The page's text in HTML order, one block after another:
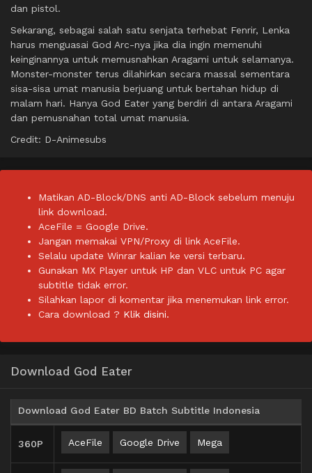
dan pistol.
Sekarang, sebagai salah satu senjata terhebat Fenrir, Lenka
harus menguasai God Arc-nya jika dia ingin memenuhi
keinginannya untuk memusnahkan Aragami untuk selamanya.
Monster-monster terus dilahirkan secara massal sementara
sisa-sisa umat manusia berjuang untuk bertahan hidup di
malam hari. Hanya God Eater yang berdiri di antara Aragami
dan pemusnahan total umat manusia.
Credit: D-Animesubs
Matikan AD-Block/DNS anti AD-Block sebelum menuju
link download.
AceFile = Google Drive.
Jangan memakai VPN/Proxy di link AceFile.
Selalu update Winrar kalian ke versi terbaru.
Gunakan MX Player untuk HP dan VLC untuk PC agar
subtitle tidak error.
Silahkan lapor di komentar jika menemukan link error.
Cara download ? Klik disini.
Download God Eater
Download God Eater BD Batch Subtitle Indonesia
360P AceFile Google Drive Mega